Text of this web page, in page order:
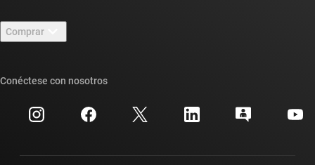
Sala de redacción
Eventos
Relaciones con los inversionistas
Foros de soporte de diseño de TI E2E™
Búsqueda de referencias cruzadas
Centro de atención al cliente
Comprar
Preguntas frecuentes sobre pedidos
Conéctese con nosotros